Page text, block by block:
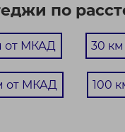
по
от МКАД 30
от МКАД 100